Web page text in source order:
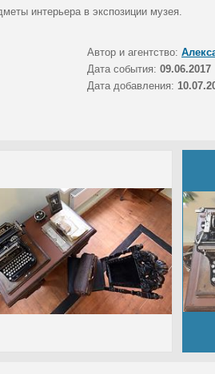
интерьера в экспозиции музея.
Автор и агентство:
Дата события: 09.06.2017
Дата добавления: